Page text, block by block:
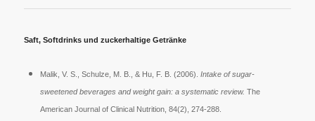
Saft, Softdrinks und zuckerhaltige Getränke
Malik, V. S., Schulze, M. B., & Hu, F. B. (2006). Intake of sugar-
sweetened beverages and weight gain: a systematic review. The
American Journal of Clinical Nutrition, 84(2), 274-288.